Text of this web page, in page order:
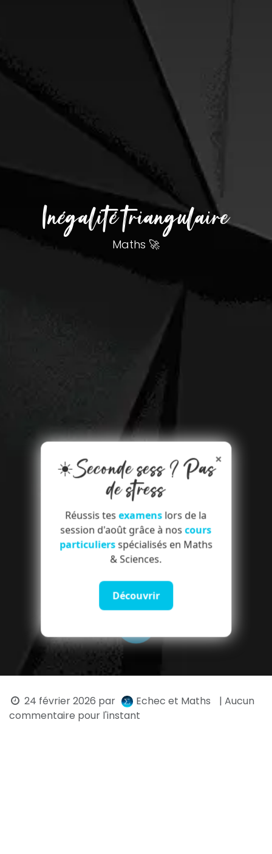
Inégalité triangulaire
Maths 🚀
24 février 2026 par Echec et Maths
| Aucun
commentaire pour l'instant
×
☀️Seconde sess ? Pas
de stress
Réussis tesexamens lors de la
session d'août grâce à noscours
particuliers spécialisés en Maths
& Sciences.
Découvrir